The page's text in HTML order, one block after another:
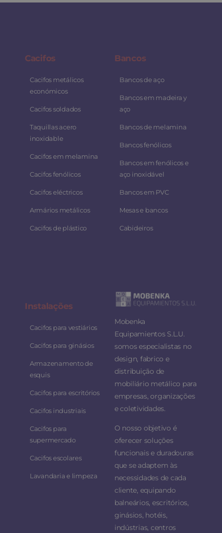
Cacifos
Cacifos metálicos
económicos
Cacifos soldados
Taquillas acero
inoxidable
Cacifos em melamina
Cacifos fenólicos
Cacifos eléctricos
Armários metálicos
Cacifos de plástico
Bancos
Bancos de aço
Bancos em madeira y
aço
Bancos de melamina
Bancos fenólicos
Bancos em fenólicos e
aço inoxidável
Bancos em PVC
Mesas e bancos
Cabideiros
Instalações
Cacifos para vestiários
Cacifos para ginásios
Armazenamento de
esquis
Cacifos para escritórios
Cacifos industriais
Cacifos para
supermercado
Cacifos escolares
Lavandaria e limpeza
Mobenka
Equipamientos S.L.U.
somos especialistas no
design, fabrico e
distribuição de
mobiliário metálico para
empresas, organizações
e coletividades.
O nosso objetivo é
oferecer soluções
funcionais e duradouras
que se adaptem às
necessidades de cada
cliente, equipando
balneários, escritórios,
ginásios, hotéis,
indústrias, centros